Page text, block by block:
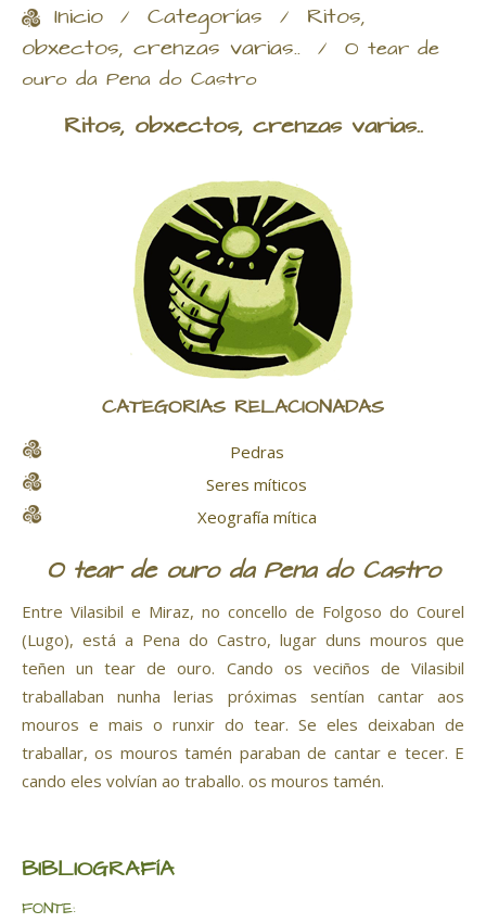
Inicio / Categorías / Ritos,
obxectos, crenzas varias.. / O tear de
ouro da Pena do Castro
Ritos, obxectos, crenzas varias..
CATEGORÍAS RELACIONADAS
Pedras
Seres míticos
Xeografía mítica
O tear de ouro da Pena do Castro
Entre Vilasibil e Miraz, no concello de Folgoso do Courel
(Lugo), está a Pena do Castro, lugar duns mouros que
teñen un tear de ouro. Cando os veciños de Vilasibil
traballaban nunha lerias próximas sentían cantar aos
mouros e mais o runxir do tear. Se eles deixaban de
traballar, os mouros tamén paraban de cantar e tecer. E
cando eles volvían ao traballo. os mouros tamén.
BIBLIOGRAFÍA
FONTE: